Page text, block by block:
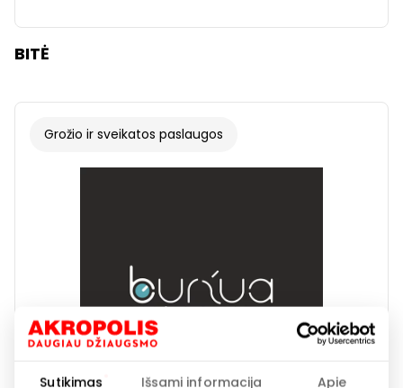
Sutikimas Išsami informacija Apie
BITĖ
Grožio ir sveikatos paslaugos